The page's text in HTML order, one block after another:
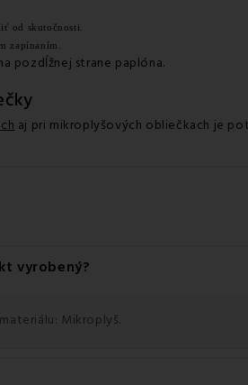
od skutočnosti.
zapínaním.
pozdĺžnej strane paplóna.
aj pri mikroplyšových obliečkach je
vyrobený?
Mikroplyš.